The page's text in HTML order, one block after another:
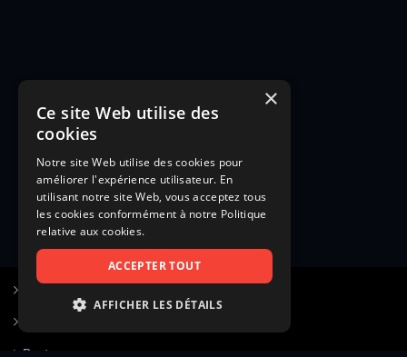
Poster une annonce
×
Ce site Web utilise des
cookies
Notre site Web utilise des cookies pour
améliorer l'expérience utilisateur. En
utilisant notre site Web, vous acceptez tous
les cookies conformément à notre Politique
relative aux cookies.
ACCEPTER TOUT
AFFICHER LES DÉTAILS